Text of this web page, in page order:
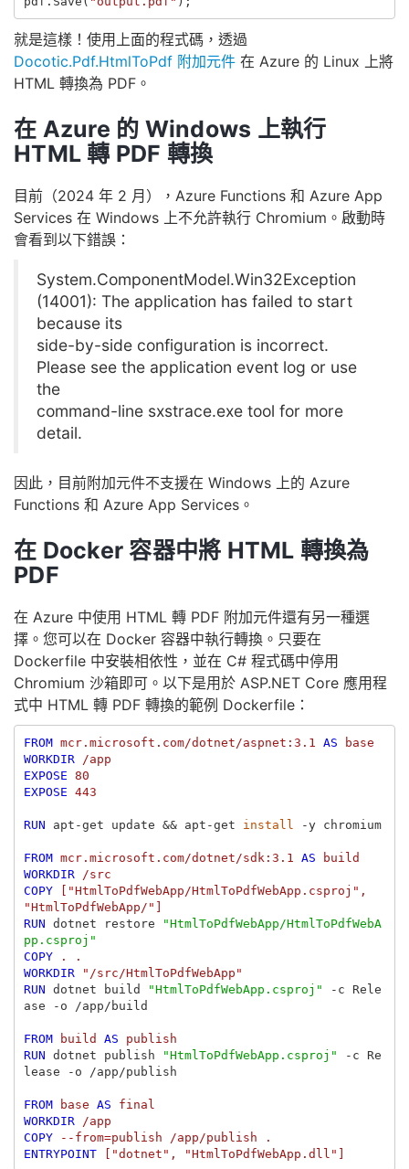
就是這樣！使用上面的程式碼，透過
Docotic.Pdf.HtmlToPdf 附加元件 在 Azure 的 Linux 上將
HTML 轉換為 PDF。
在 Azure 的 Windows 上執行
HTML 轉 PDF 轉換
目前（2024 年 2 月），Azure Functions 和 Azure App
Services 在 Windows 上不允許執行 Chromium。啟動時
會看到以下錯誤：
System.ComponentModel.Win32Exception
(14001): The application has failed to start
because its
side-by-side configuration is incorrect.
Please see the application event log or use
the
command-line sxstrace.exe tool for more
detail.
因此，目前附加元件不支援在 Windows 上的 Azure
Functions 和 Azure App Services。
在 Docker 容器中將 HTML 轉換為
PDF
在 Azure 中使用 HTML 轉 PDF 附加元件還有另一種選
擇。您可以在 Docker 容器中執行轉換。只要在
Dockerfile 中安裝相依性，並在 C# 程式碼中停用
Chromium 沙箱即可。以下是用於 ASP.NET Core 應用程
式中 HTML 轉 PDF 轉換的範例 Dockerfile：
FROM mcr.microsoft.com/dotnet/aspnet:3.1 AS
base
WORKDIR /app
EXPOSE 80
EXPOSE 443
RUN apt-get update && apt-get install -y chromium
FROM mcr.microsoft.com/dotnet/sdk:3.1 AS
build
WORKDIR /src
COPY ["HtmlToPdfWebApp/HtmlToPdfWebApp.csproj",
"HtmlToPdfWebApp/"]
RUN dotnet restore
"HtmlToPdfWebApp/HtmlToPdfWebA
pp.csproj"
COPY . .
WORKDIR "/src/HtmlToPdfWebApp"
RUN dotnet build "HtmlToPdfWebApp.csproj" -c Rele
ase
-o /app/build
FROM build AS
publish
RUN dotnet publish "HtmlToPdfWebApp.csproj" -c Re
lease
-o /app/publish
FROM base AS
final
WORKDIR /app
COPY --from=publish /app/publish .
ENTRYPOINT ["dotnet", "HtmlToPdfWebApp.dll"]